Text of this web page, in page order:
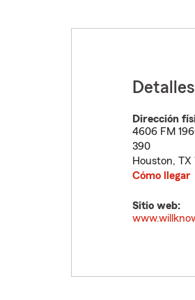
Dirección
4606 FM
390
Houston, TX
Cómo llegar
Sitio web: